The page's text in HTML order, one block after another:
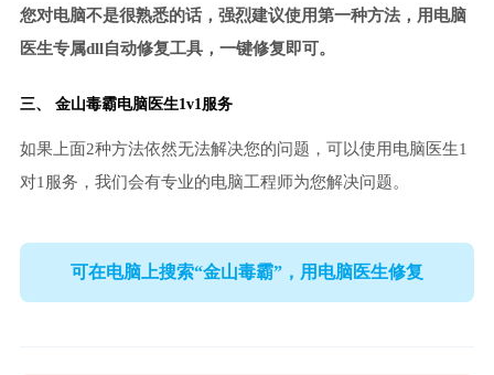
您对电脑不是很熟悉的话，强烈建议使用第一种方法，用电脑
医生专属dll自动修复工具，一键修复即可。
三、 金山毒霸电脑医生1v1服务
如果上面2种方法依然无法解决您的问题，可以使用电脑医生1
对1服务，我们会有专业的电脑工程师为您解决问题。
可在电脑上搜索“金山毒霸”，用电脑医生修复